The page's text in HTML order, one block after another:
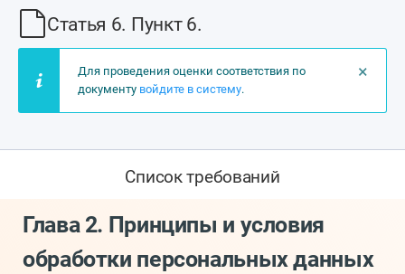
Статья 6. Пункт 6.
×
Для проведения оценки соответствия по
документу войдите в систему.
Список требований
Глава 2. Принципы и условия
обработки персональных данных